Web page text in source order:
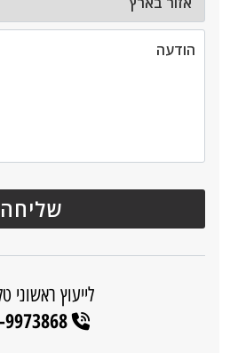
לייעוץ ראשוני
077-9973868